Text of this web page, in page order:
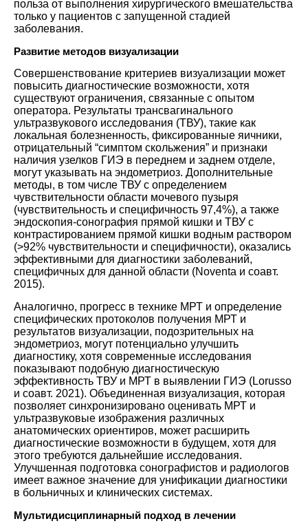
польза от выполнения хирургического вмешательства
только у пациентов с запущенной стадией
заболевания.
Развитие методов визуализации
Совершенствование критериев визуализации может
повысить диагностические возможности, хотя
существуют ограничения, связанные с опытом
оператора. Результаты трансвагинального
ультразвукового исследования (ТВУ), такие как
локальная болезненность, фиксированные яичники,
отрицательный “симптом скольжения” и признаки
наличия узелков ГИЭ в переднем и заднем отделе,
могут указывать на эндометриоз. Дополнительные
методы, в том числе ТВУ с определением
чувствительности области мочевого пузыря
(чувствительность и специфичность 97,4%), а также
эндоскопия-сонография прямой кишки и ТВУ с
контрастированием прямой кишки водным раствором
(>92% чувствительности и специфичности), оказались
эффективными для диагностики заболеваний,
специфичных для данной области (Noventa и соавт.
2015).
Аналогично, прогресс в технике МРТ и определение
специфических протоколов получения МРТ и
результатов визуализации, подозрительных на
эндометриоз, могут потенциально улучшить
диагностику, хотя современные исследования
показывают подобную диагностическую
эффективность ТВУ и МРТ в выявлении ГИЭ (Lorusso
и соавт. 2021). Объединенная визуализация, которая
позволяет синхронизировано оценивать МРТ и
ультразвуковые изображения различных
анатомических ориентиров, может расширить
диагностические возможности в будущем, хотя для
этого требуются дальнейшие исследования.
Улучшенная подготовка сонографистов и радиологов
имеет важное значение для унификации диагностики
в больничных и клинических системах.
Мультидисциплинарный подход в лечении